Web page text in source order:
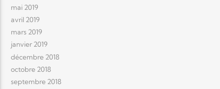
mai 2019
avril 2019
mars 2019
janvier 2019
décembre 2018
octobre 2018
septembre 2018